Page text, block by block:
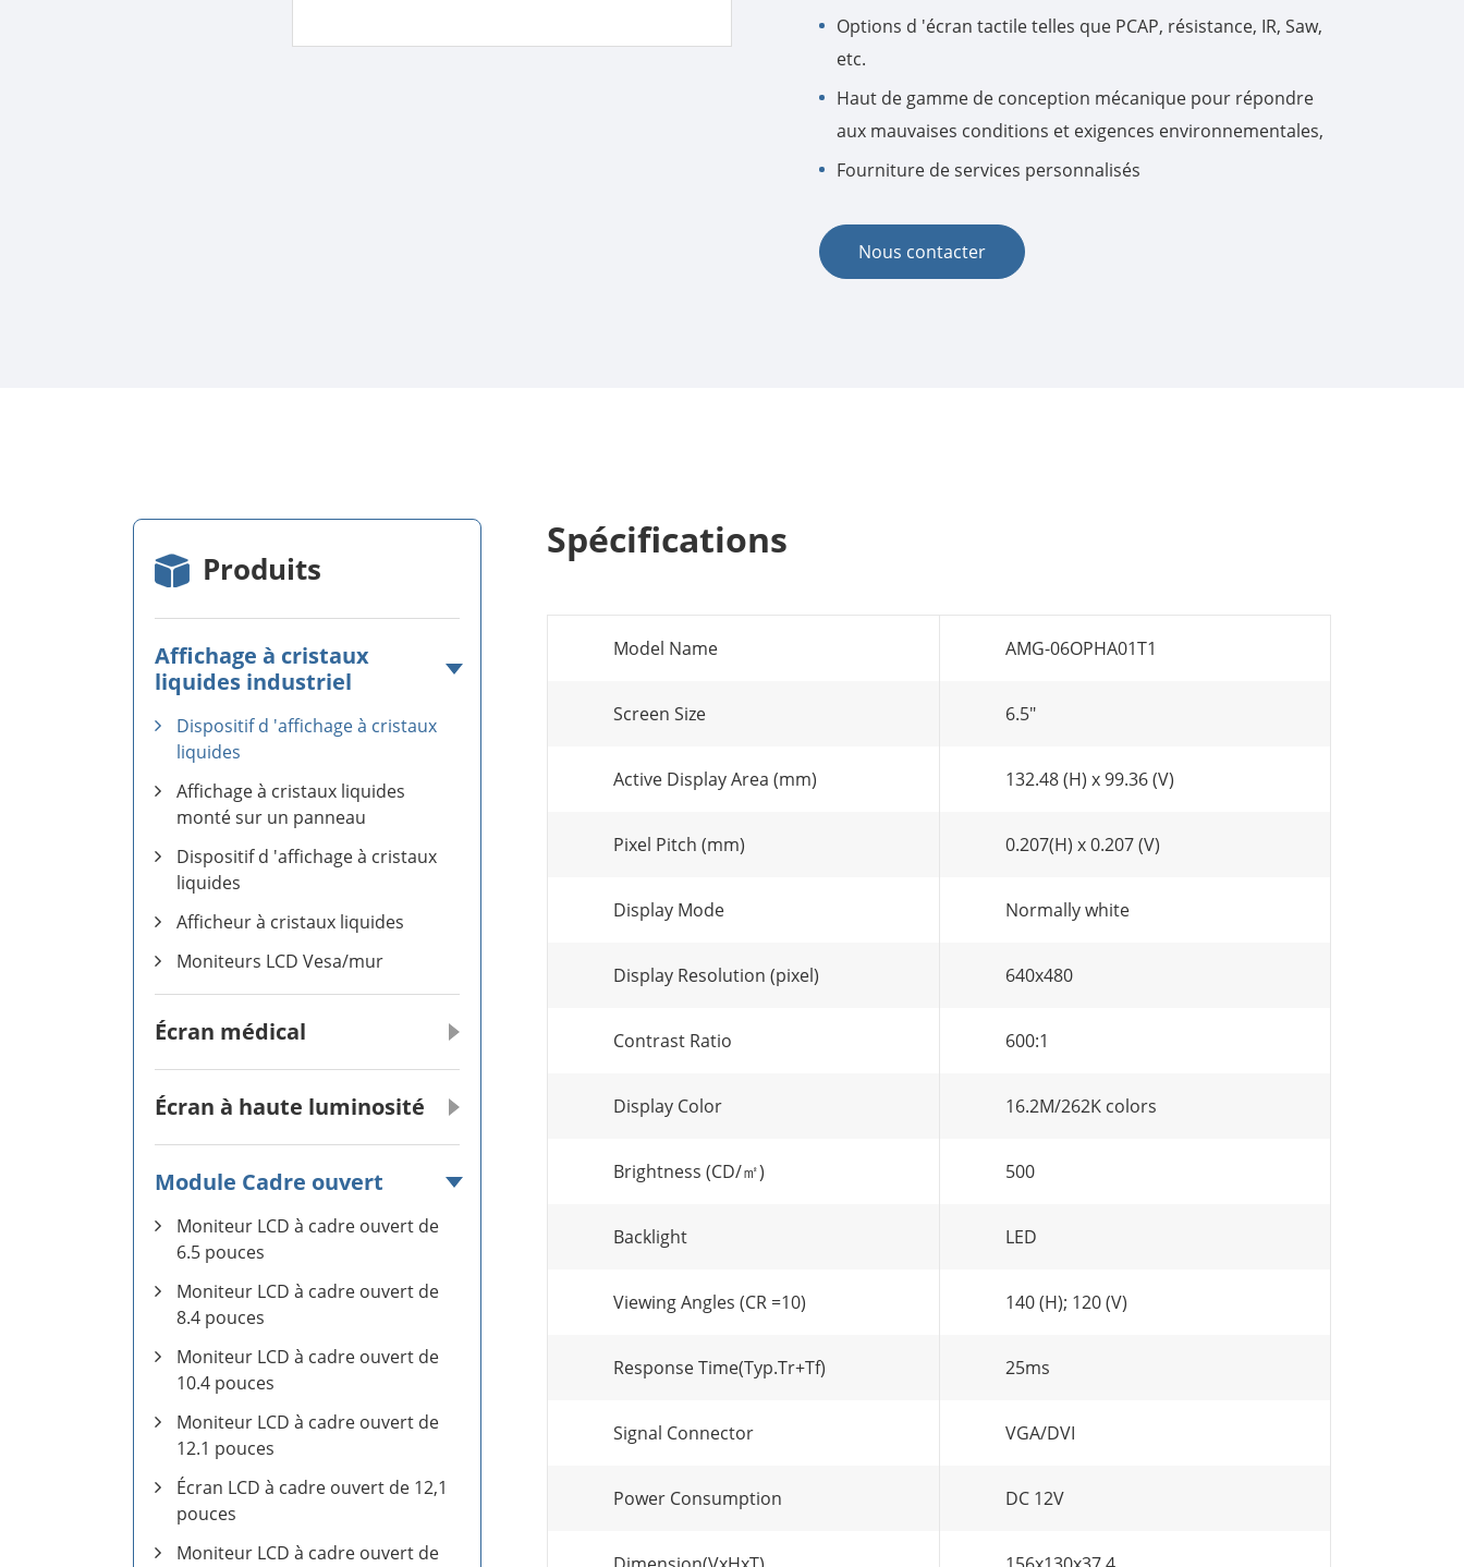
Options d 'écran tactile telles que PCAP, résistance, IR, Saw,
etc.
Haut de gamme de conception mécanique pour répondre
aux mauvaises conditions et exigences environnementales,
Fourniture de services personnalisés
Nous contacter
Produits
Affichage à cristaux
liquides industriel
Dispositif d 'affichage à cristaux
liquides
Affichage à cristaux liquides
monté sur un panneau
Dispositif d 'affichage à cristaux
liquides
Afficheur à cristaux liquides
Moniteurs LCD Vesa/mur
Écran médical
Écran à haute luminosité
Module Cadre ouvert
Moniteur LCD à cadre ouvert de
6.5 pouces
Moniteur LCD à cadre ouvert de
8.4 pouces
Moniteur LCD à cadre ouvert de
10.4 pouces
Moniteur LCD à cadre ouvert de
12.1 pouces
Écran LCD à cadre ouvert de 12,1
pouces
Moniteur LCD à cadre ouvert de
Spécifications
Model Name AMG-06OPHA01T1
Screen Size 6.5"
Active Display Area (mm) 132.48 (H) x 99.36 (V)
Pixel Pitch (mm) 0.207(H) x 0.207 (V)
Display Mode Normally white
Display Resolution (pixel) 640x480
Contrast Ratio 600:1
Display Color 16.2M/262K colors
Brightness (CD/㎡) 500
Backlight LED
Viewing Angles (CR =10) 140 (H); 120 (V)
Response Time(Typ.Tr+Tf) 25ms
Signal Connector VGA/DVI
Power Consumption DC 12V